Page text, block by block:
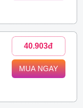
40.903đ
MUA NGAY